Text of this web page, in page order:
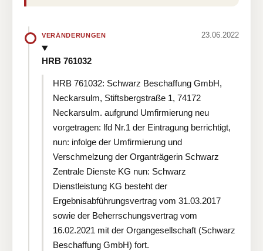
VERÄNDERUNGEN 23.06.2022
HRB 761032
HRB 761032: Schwarz Beschaffung GmbH,
Neckarsulm, Stiftsbergstraße 1, 74172
Neckarsulm. aufgrund Umfirmierung neu
vorgetragen: lfd Nr.1 der Eintragung berrichtigt,
nun: infolge der Umfirmierung und
Verschmelzung der Organträgerin Schwarz
Zentrale Dienste KG nun: Schwarz
Dienstleistung KG besteht der
Ergebnisabführungsvertrag vom 31.03.2017
sowie der Beherrschungsvertrag vom
16.02.2021 mit der Organgesellschaft (Schwarz
Beschaffung GmbH) fort.